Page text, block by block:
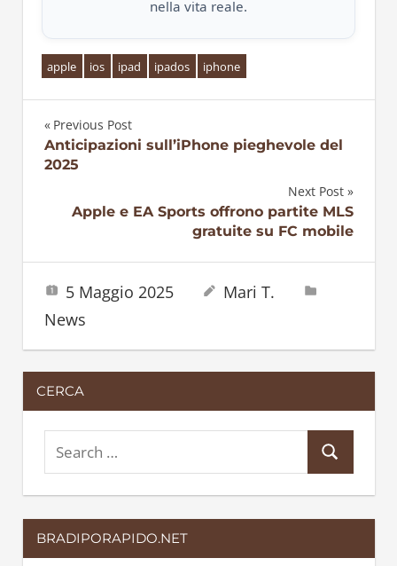
nella vita reale.
apple ios ipad ipados iphone
Navigazione
Previous Post
Anticipazioni sull’iPhone pieghevole del
2025
Next Post
Apple e EA Sports offrono partite MLS
gratuite su FC mobile
5 Maggio 2025
Mari T.
News
CERCA
e
a
r
c
e
a
BRADIPORAPIDO.NET